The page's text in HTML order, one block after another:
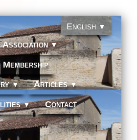
English ▼
Association▼
Membership
▼ Articles▼
▼ Contact